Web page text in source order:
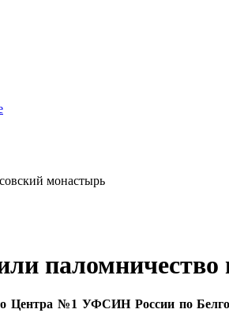
паломничество
Центра №1 УФСИН России по